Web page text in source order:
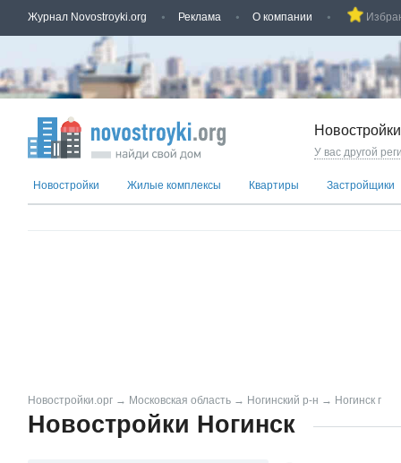
Журнал Novostroyki.org Реклама О компании
У вас другой
Новостройки Жилые комплексы Квартиры Застройщики
Новостройки.орг → Московская область → Ногинский р-н → Ногинск г
Новостройки Ногинск